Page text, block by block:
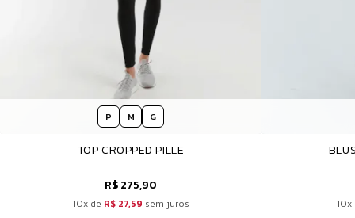
P M G
TOP CROPPED PILLE
R$ 275,90
10x de R$ 27,59 sem juros